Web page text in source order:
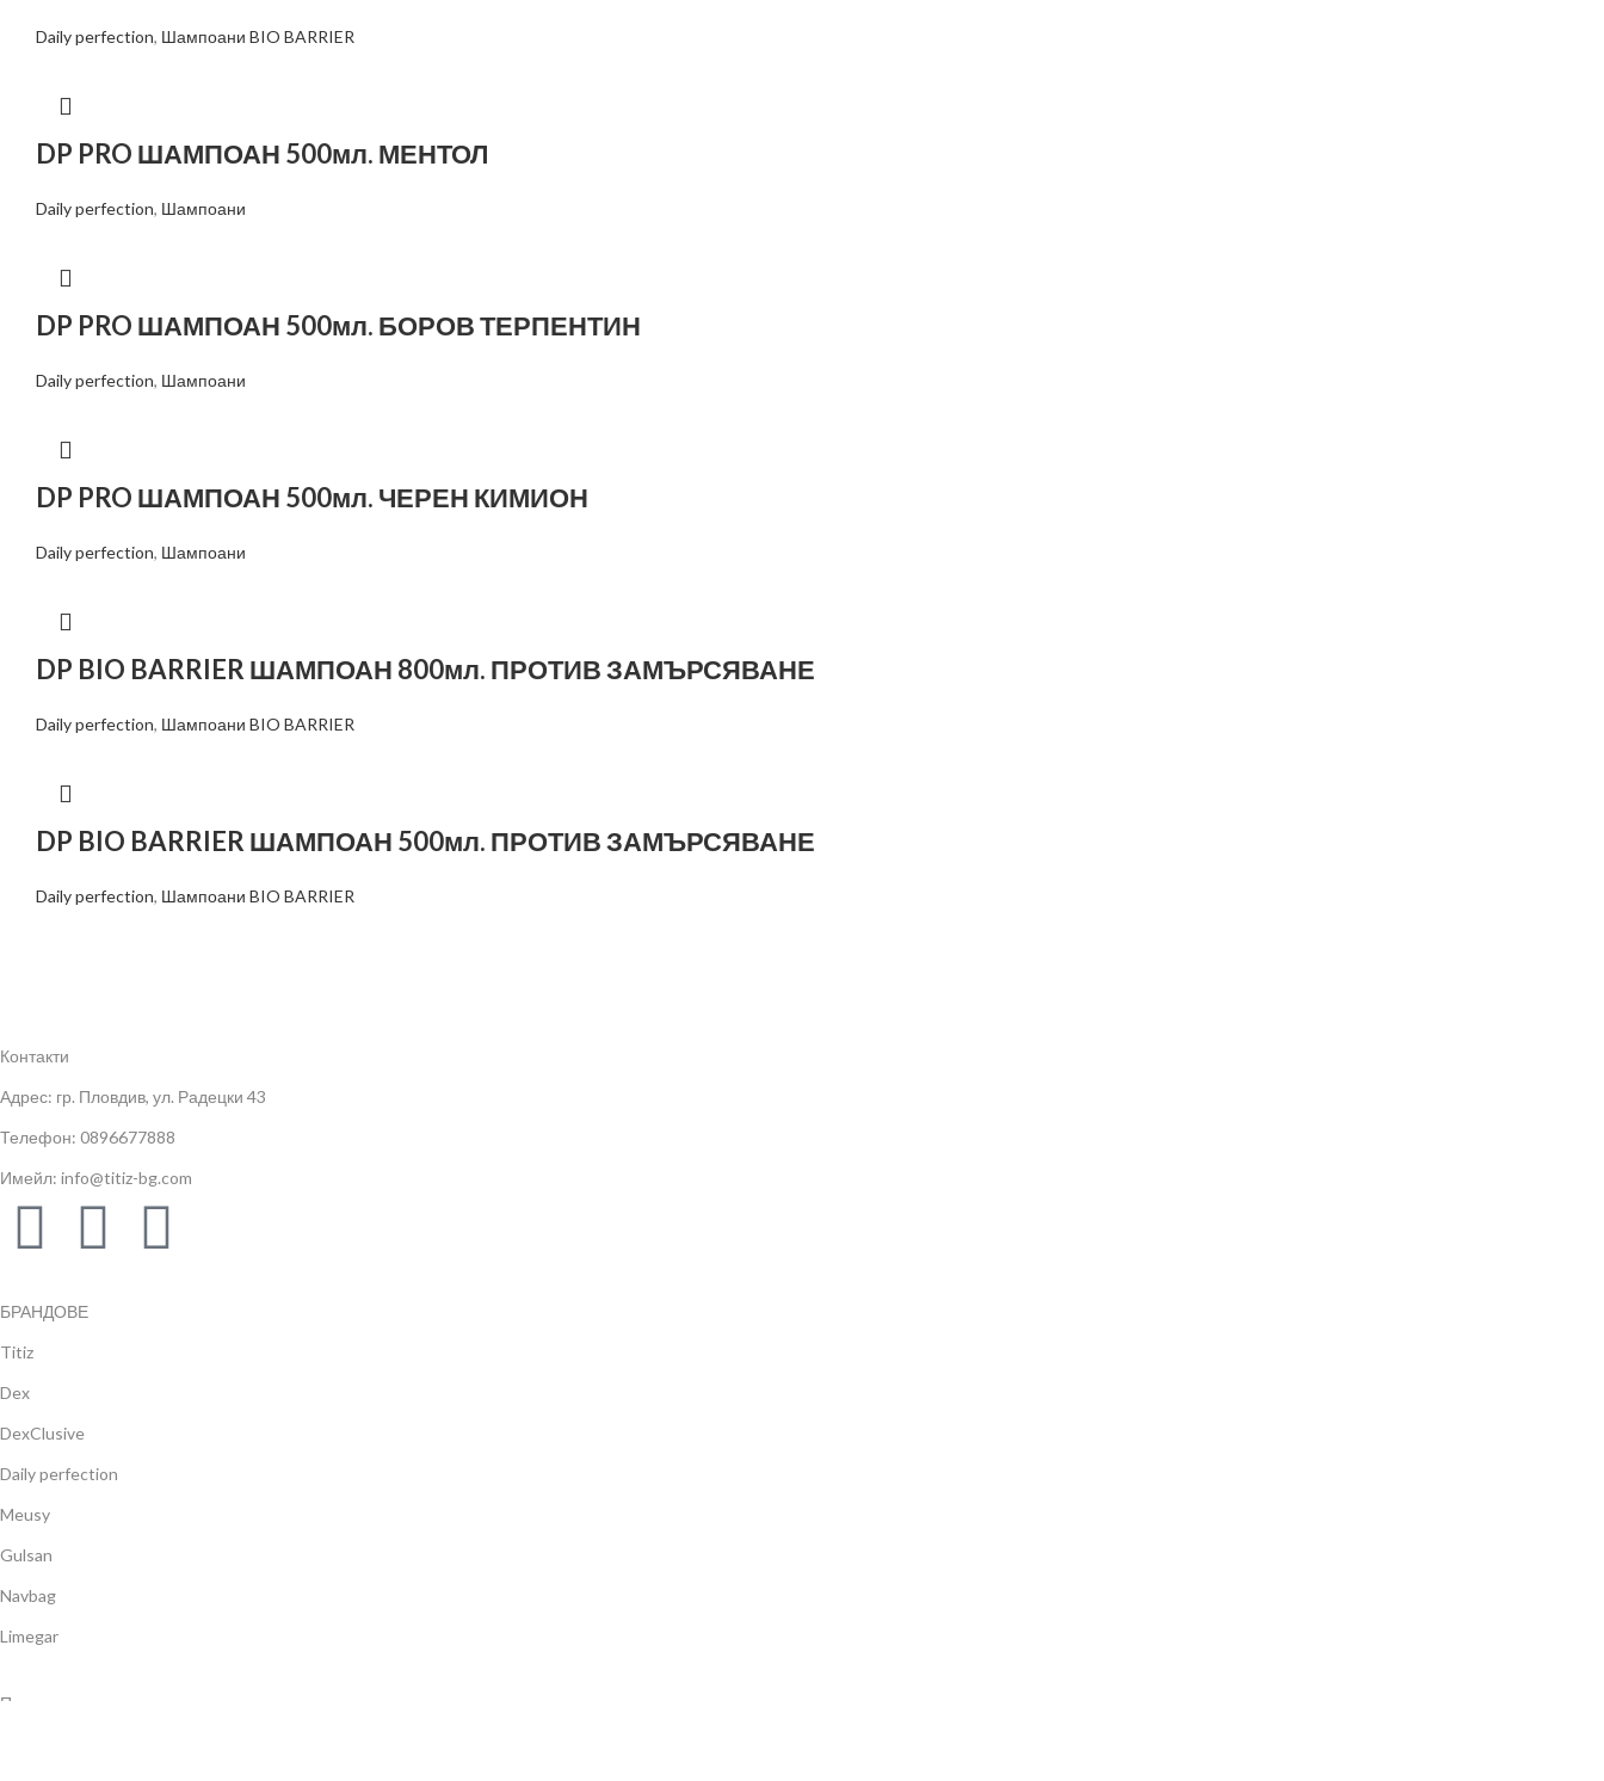
Daily perfection, Шампоани BIO BARRIER
DP PRO ШАМПОАН 500мл. МЕНТОЛ
Daily perfection, Шампоани
DP PRO ШАМПОАН 500мл. БОРОВ ТЕРПЕНТИН
Daily perfection, Шампоани
DP PRO ШАМПОАН 500мл. ЧЕРЕН КИМИОН
Daily perfection, Шампоани
DP BIO BARRIER ШАМПОАН 800мл. ПРОТИВ ЗАМЪРСЯВАНЕ
Daily perfection, Шампоани BIO BARRIER
DP BIO BARRIER ШАМПОАН 500мл. ПРОТИВ ЗАМЪРСЯВАНЕ
Daily perfection, Шампоани BIO BARRIER
Контакти
Адрес: гр. Пловдив, ул. Радецки 43
Телефон: 0896677888
Имейл: info@titiz-bg.com
БРАНДОВЕ
Titiz
Dex
DexClusive
Daily perfection
Meusy
Gulsan
Navbag
Limegar
Продукти